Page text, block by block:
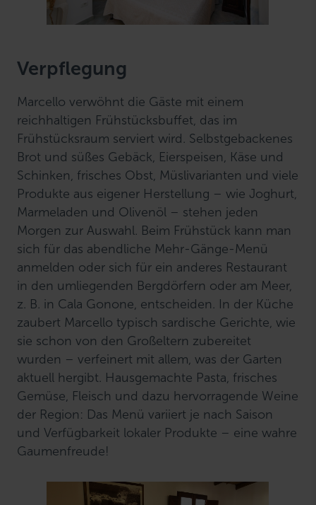
Verpflegung
Marcello verwöhnt die Gäste mit einem
reichhaltigen Frühstücksbuffet, das im
Frühstücksraum serviert wird. Selbstgebackenes
Brot und süßes Gebäck, Eierspeisen, Käse und
Schinken, frisches Obst, Müslivarianten und viele
Produkte aus eigener Herstellung – wie Joghurt,
Marmeladen und Olivenöl – stehen jeden
Morgen zur Auswahl. Beim Frühstück kann man
sich für das abendliche Mehr-Gänge-Menü
anmelden oder sich für ein anderes Restaurant
in den umliegenden Bergdörfern oder am Meer,
z. B. in Cala Gonone, entscheiden. In der Küche
zaubert Marcello typisch sardische Gerichte, wie
sie schon von den Großeltern zubereitet
wurden – verfeinert mit allem, was der Garten
aktuell hergibt. Hausgemachte Pasta, frisches
Gemüse, Fleisch und dazu hervorragende Weine
der Region: Das Menü variiert je nach Saison
und Verfügbarkeit lokaler Produkte – eine wahre
Gaumenfreude!